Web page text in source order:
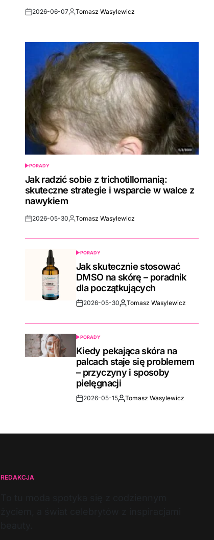
Post2026-06-07By:Tomasz Wasylewicz
POSTED
IN
PORADY
Jak radzić sobie z trichotillomanią:
skuteczne strategie i wsparcie w walce z
nawykiem
Post2026-05-30By:Tomasz Wasylewicz
POSTED
IN
PORADY
Jak skutecznie stosować
DMSO na skórę – poradnik
dla początkujących
Post2026-05-30By:Tomasz Wasylewicz
POSTED
IN
PORADY
Kiedy pekająca skóra na
palcach staje się problemem
– przyczyny i sposoby
pielęgnacji
Post2026-05-15By:Tomasz Wasylewicz
REDAKCJA